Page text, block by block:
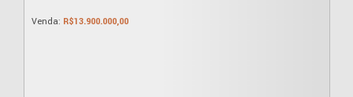
R$13.900.000,00